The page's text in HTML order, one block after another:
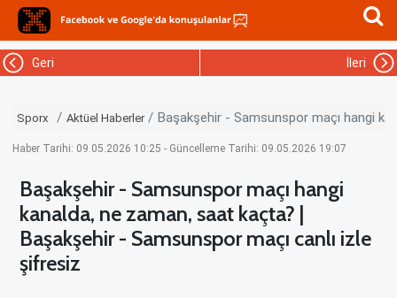
Geri İleri
Sporx Aktüel Haberler Başakşehir - Samsunspor maçı hangi
Haber Tarihi: 09.05.2026 10:25 - Güncelleme Tarihi: 09.05.2026 19:07
Başakşehir - Samsunspor maçı hangi
kanalda, ne zaman, saat kaçta? |
Başakşehir - Samsunspor maçı canlı izle
şifresiz